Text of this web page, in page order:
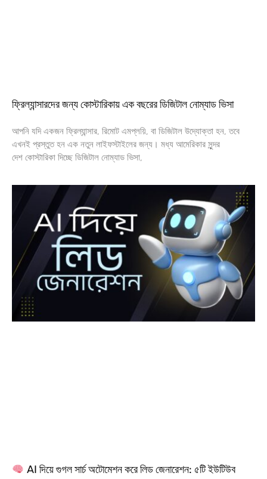
ফ্রিল্যান্সারদের জন্য কোস্টারিকায় এক বছরের ডিজিটাল নোম্যাড ভিসা
আপনি যদি একজন ফ্রিল্যান্সার, রিমোট এমপ্লয়ি, বা ডিজিটাল উদ্যোক্তা হন, তবে
এখনই প্রস্তুত হন এক নতুন লাইফস্টাইলের জন্য। মধ্য আমেরিকার সুন্দর
দেশ কোস্টারিকা দিচ্ছে ডিজিটাল নোম্যাড ভিসা,
AI দিয়ে গুগল সার্চ অটোমেশন করে লিড জেনারেশন: ৫টি ইউটিউব